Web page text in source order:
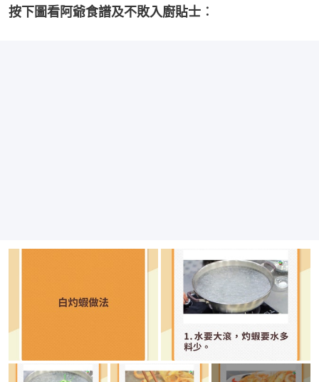
按下圖看阿爺食譜及不敗入廚貼士︰